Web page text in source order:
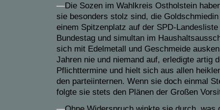
—Die Sozen im Wahlkreis Ostholstein
sie besonders stolz sind, die
einem Spitzenplatz auf der SPD-
Bundestag und simultan im
sich mit Edelmetall und Geschmeide
Jahren nie und niemand auf, erledigte artig
Pflichttermine und hielt sich aus allen
den parteiinternen. Wenn sie doch einmal
folgte sie stets den Plänen der Großen